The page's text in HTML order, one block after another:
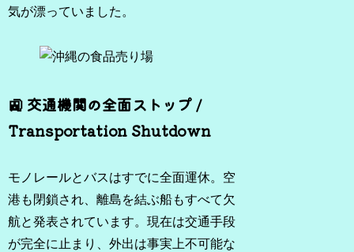
気が漂っていました。
🚉 交通機関の全面ストップ /
Transportation Shutdown
モノレールとバスはすでに全面運休。空
港も閉鎖され、離島を結ぶ船もすべて欠
航と発表されています。現在は交通手段
が完全に止まり、外出は事実上不可能な